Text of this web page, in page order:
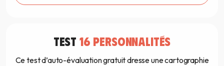
TEST 16 PERSONNALITÉS
Ce test d’auto-évaluation gratuit dresse une cartographie